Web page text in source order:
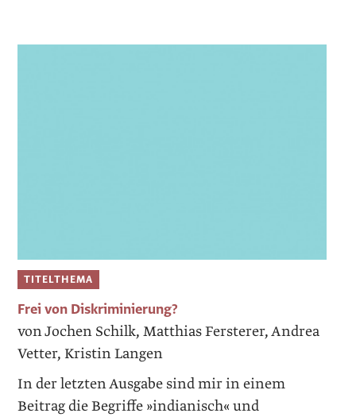
TITELTHEMA
Frei von Diskriminierung?
von Jochen Schilk, Matthias Fersterer, Andrea
Vetter, Kristin Langen
In der letzten Ausgabe sind mir in einem
Beitrag die Begriffe »­indianisch« und